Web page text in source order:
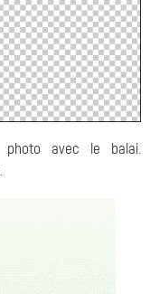
avec le balai.
.